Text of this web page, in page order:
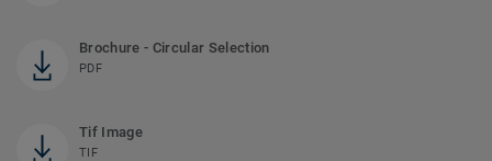
Brochure - Circular Selection
PDF
Tif Image
TIF